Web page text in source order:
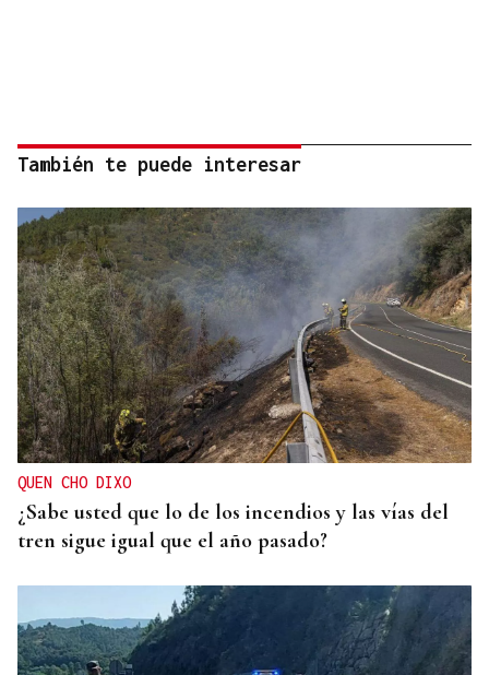
También te puede interesar
QUEN CHO DIXO
¿Sabe usted que lo de los incendios y las vías del
tren sigue igual que el año pasado?